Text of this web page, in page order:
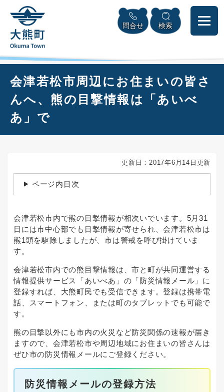
頭
メニューを飛ばして本文へ
問合せ 検索
会津若松市周辺にお住まいの皆さ
んへ、熊の目撃情報は「あいべ
あ」で
更新日：2017年6月14日更新
ページ内目次
会津若松市内で熊の目撃情報が相次いでいます。5月31
日には市中心部でも目撃情報が寄せられ、会津若松市は
熊1頭を駆除しましたが、市は警戒を呼び掛けていま
す。
会津若松市内での熊目撃情報は、市と町が共同運営する
情報提供サービス「あいべあ」の「防災情報メール」に
登録すれば、大熊町民でも受信できます。登録は携帯電
話、スマートフォン、または町のタブレットでも可能で
す。
熊の目撃以外にも市内の火災など防災関係の速報が届き
ますので、会津若松市や周辺地域にお住まいの皆さんは
ぜひ市の防災情報メールにご登録ください。
防災情報メールの登録方法